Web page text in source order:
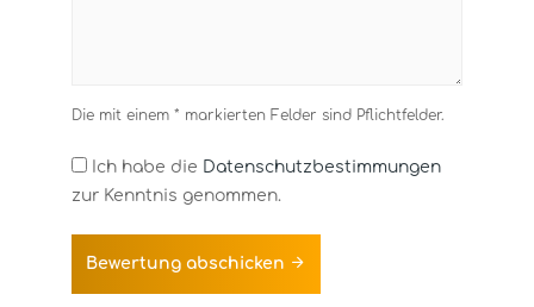
Die mit einem * markierten Felder sind Pflichtfelder.
Ich habe die Datenschutzbestimmungen
zur Kenntnis genommen.
Bewertung abschicken